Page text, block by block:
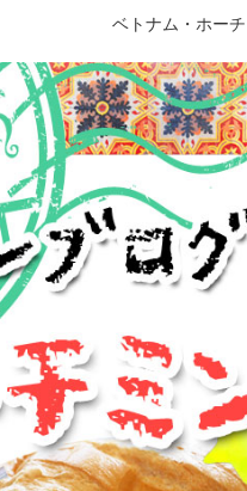
ベトナム・ホー